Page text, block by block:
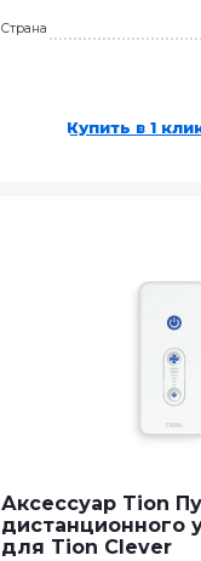
Страна
Купить в 1
Аксессуар Tion
дистанционного
для Tion Clever